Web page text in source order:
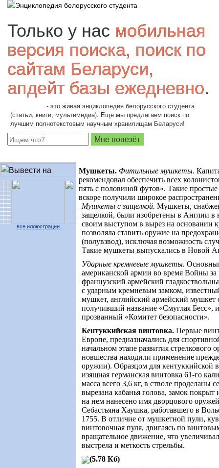
Только у нас мобильная
версия поиска, поиск по
сайтам Беларуси,
апдейт базы ежедневно.
- это живая энциклопедия белорусского студента
(статьи, книги, мультимедиа). Еще мы предлагаем поиск по
лучшим полнотекстовым научным хранилищам Беларуси!
все иллюстрации
Мушкеты. Фитильные мушкеты.
рекомендовал обеспечить всех
пять с половиной футов». Такие
вскоре получили широкое
Мушкеты с защелкой. Мушкеты,
защелкой, были изобретены в Англии в
своим выступом в вырез на основании
позволяла ставить оружие на
(полувзвод), исключая возможность
Такие мушкеты выпускались в Новой
Ударные кремневые мушкеты.
американской армии во время Войны за
французский армейский
с ударным кремневым замком,
мушкет, английский армейский мушкет
получивший название «Смуглая Бесс»,
прозванный «Комитет безопасности».
Кентуккийская винтовка. Первые
Европе, предназначались для
начальном этапе развития стрелкового
новшества находили применение
оружии). Образцом для кентуккийской
изящная германская винтовка 61-го
масса всего 3,6 кг, в стволе проделаны
вырезана кабанья голова, замок
на нем нанесено имя дворцового
Себастьяна Хаушка, работавшего в
1755. В отличие от мушкетной пули,
винтовочная пуля, двигаясь по
вращательное движение, что
выстрела и меткость стрельбы.
(5.78 Кб)